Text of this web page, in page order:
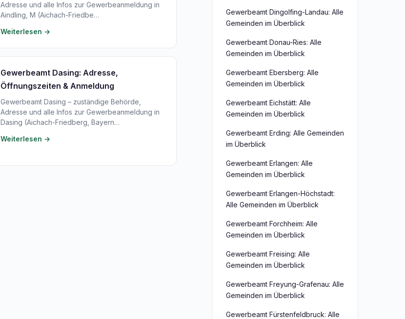
Adresse und alle Infos zur Gewerbeanmeldung in
Aindling, M (Aichach-Friedbe…
Weiterlesen →
Gewerbeamt Dasing: Adresse,
Öffnungszeiten & Anmeldung
Gewerbeamt Dasing – zuständige Behörde,
Adresse und alle Infos zur Gewerbeanmeldung in
Dasing (Aichach-Friedberg, Bayern…
Weiterlesen →
Gewerbeamt Dingolfing-Landau: Alle
Gemeinden im Überblick
Gewerbeamt Donau-Ries: Alle
Gemeinden im Überblick
Gewerbeamt Ebersberg: Alle
Gemeinden im Überblick
Gewerbeamt Eichstätt: Alle
Gemeinden im Überblick
Gewerbeamt Erding: Alle Gemeinden
im Überblick
Gewerbeamt Erlangen: Alle
Gemeinden im Überblick
Gewerbeamt Erlangen-Höchstadt:
Alle Gemeinden im Überblick
Gewerbeamt Forchheim: Alle
Gemeinden im Überblick
Gewerbeamt Freising: Alle
Gemeinden im Überblick
Gewerbeamt Freyung-Grafenau: Alle
Gemeinden im Überblick
Gewerbeamt Fürstenfeldbruck: Alle